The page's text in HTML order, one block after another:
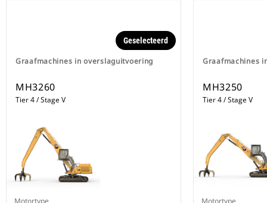
Graafmachines in overslaguitvoering
Geselecteerd
MH3260
Tier 4 / Stage V
Graafmachines
MH3250
Tier 4 / Stage V